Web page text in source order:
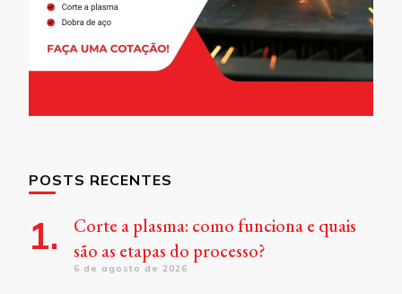
POSTS RECENTES
Corte a plasma: como funciona e quais
são as etapas do processo?
6 de agosto de 2026